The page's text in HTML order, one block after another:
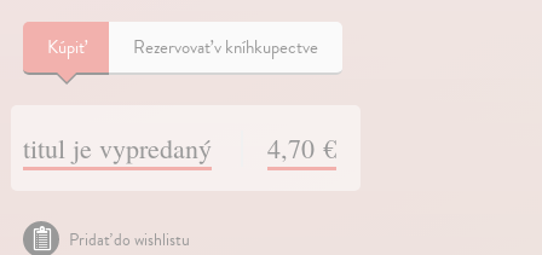
Kúpiť Rezervovať v kníhkupectve
titul je vypredaný 4,70 €
Pridať do wishlistu